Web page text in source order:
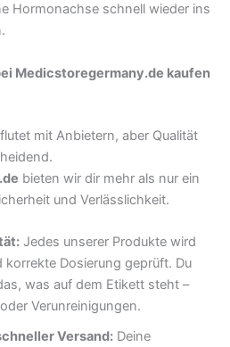
Hormonachse schnell wieder ins
Medicstoregermany.de kaufen
mit Anbietern, aber Qualität
bieten wir dir mehr als nur ein
und Verlässlichkeit.
Jedes unserer Produkte wird
korrekte Dosierung geprüft. Du
was auf dem Etikett steht –
Verunreinigungen.
Versand:Deine